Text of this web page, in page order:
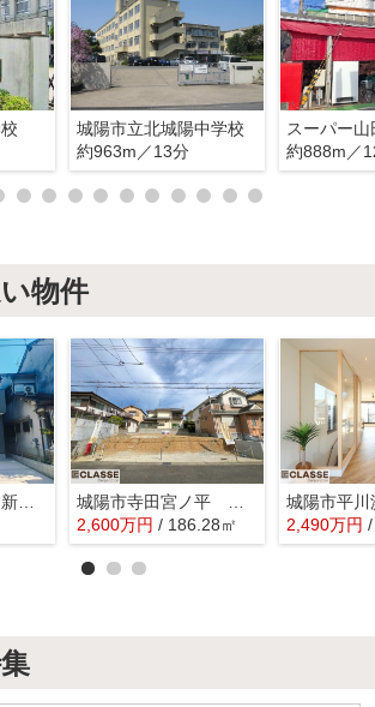
城陽市立北城陽中学校
約963m／13分
約888m／
物件
城陽市寺田今堀 新築戸建
2,600万円 / 186.28㎡ 2,490万円